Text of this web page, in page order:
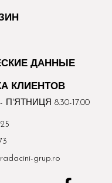
ДАННЫЕ
КЛИЕНТОВ
П'ЯТНИЦЯ 8.30-17.00
grup.ro